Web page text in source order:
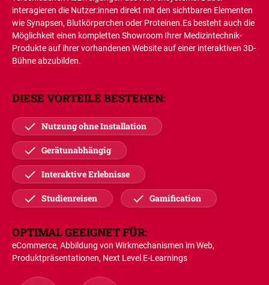
interagieren die Nutzer:innen direkt mit den sichtbaren Elementen
wie Synapsen, Blutkörperchen oder Proteinen.Es besteht auch die
Möglichkeit einen kompletten Showroom Ihrer Medizintechnik-
Produkte auf ihrer vorhandenen Website auf einer interaktiven 3D-
Bühne abzubilden.
DIESE VORTEILE BESTEHEN:
Nutzung ohne Installation
Gerätunabhängig
Interaktive Erlebnisse
Studienreisen Gamification
OPTIMAL GEEIGNET FÜR:
eCommerce, Abbildung von Wirkmechanismen im Web,
Produktpräsentationen, Next Level E-Learnings